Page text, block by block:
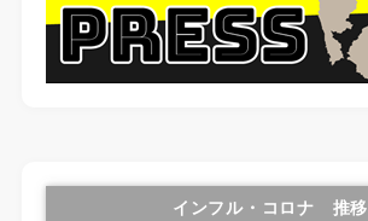
インフル・コロナ 推移